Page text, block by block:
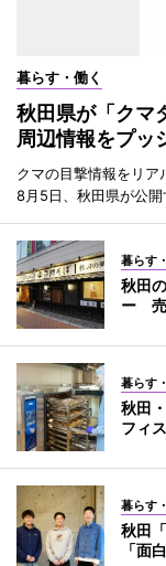
暮らす・働く
秋田県が「ク
周辺情報をプッ
クマの目撃情報をリア
8月5日、秋田県が公開
暮らす
秋田
ー 売
暮らす
秋田
フィ
暮らす
秋田
「面